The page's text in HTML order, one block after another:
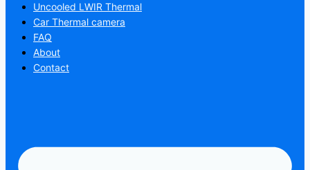
Uncooled LWIR Thermal
Car Thermal camera
FAQ
About
Contact